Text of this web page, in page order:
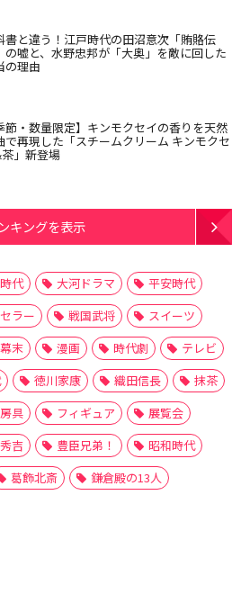
書と違う！江戸時代の田沼意次「賄賂伝
の嘘と、水野忠邦が「大奥」を敵に回した
の理由
節・数量限定】キンモクセイの香りを天然
で再現した「スチームクリーム キンモクセ
」新登場
キングを表示
代 大河ドラマ
平安時代
ラー 戦国武将
スイーツ
幕末 漫画 時代劇
テレビ
徳川家康 織田信長
抹茶
具 フィギュア
展覧会
吉 豊臣兄弟！
昭和時代
葛飾北斎 鎌倉殿の13人